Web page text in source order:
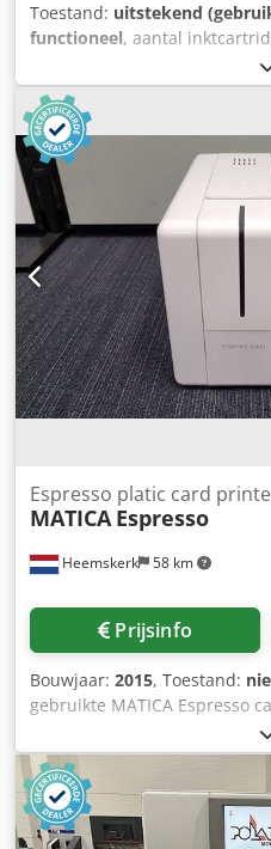
Toestand: uitstekend
functioneel, aantal
, EPSON SureColor S80600
Uvswjrf Caldera RIP Summa
printkoppen, minder dan 6
staat, kan op aanvraag voor
klaargemaakt en in een kist
aanvraag
Heemskerk 58 km
Espresso platic card
MATICA Espresso
Prijsinfo
Bouwjaar: 2015, Toestand:
gebruikte MATICA Espresso
Bouwjaar 2015 en heeft al
gestaan. Heeft slechts 10
de conclusie gekomen dat
firma past om te
en niet gebruikt. Nieuwprijs is